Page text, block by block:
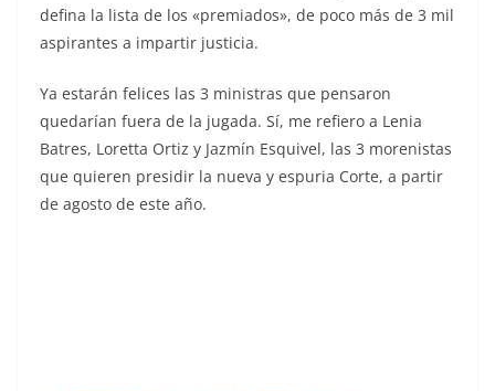
defina la lista de los «premiados», de poco más de 3 mil
aspirantes a impartir justicia.
Ya estarán felices las 3 ministras que pensaron
quedarían fuera de la jugada. Sí, me refiero a Lenia
Batres, Loretta Ortiz y Jazmín Esquivel, las 3 morenistas
que quieren presidir la nueva y espuria Corte, a partir
de agosto de este año.